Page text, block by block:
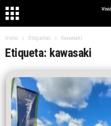
Inicio Etiquetas Kawasaki
Etiqueta: kawasaki